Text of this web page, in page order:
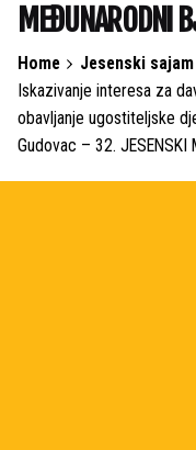
MEĐUNARODNI
Home
Jesenski
Iskazivanje interesa za
obavljanje ugostiteljske
Gudovac – 32. JESENSKI